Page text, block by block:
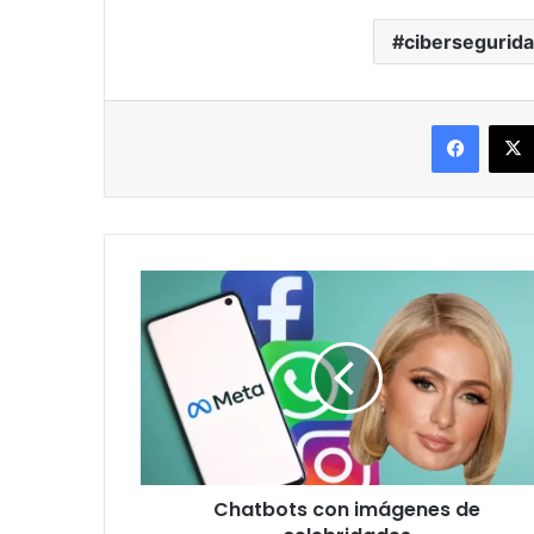
con
imágenes
de
celebridades
Chatbots con imágenes de